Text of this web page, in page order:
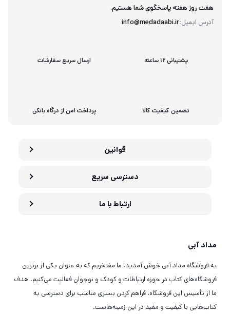
آدرس ایمیل:info@medadaabi.ir
هفت روز هفته پاسخگوی شما هستیم.
پشتیبانی 12 ساعته ارسال سریع سفارشات
تضمین کیفیت کالا پرداخت امن از درگاه بانکی
قوانین
دسترسی سریع
ارتباط با ما
مداد آبی
به فروشگاه مداد آبی خوش آمدید! ما مفتخریم که به عنوان یکی از برترین
فروشگاه‌های کتاب در حوزه ارتباطات و کودک و نوجوان فعالیت می‌کنیم. هدف
ما از تأسیس این فروشگاه، فراهم کردن بستری مناسب برای دسترسی به
کتاب‌هایی با کیفیت و مفید در این زمینه‌هاست.